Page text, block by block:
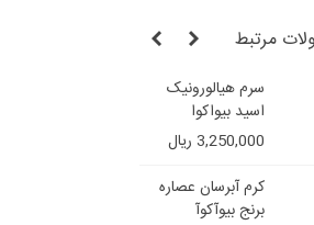
مرتبط
سرم هیالورونیک
اسید بیواکوا
3,250,000 ریال
کرم آبرسان عصاره
برنج بیوآکوآ